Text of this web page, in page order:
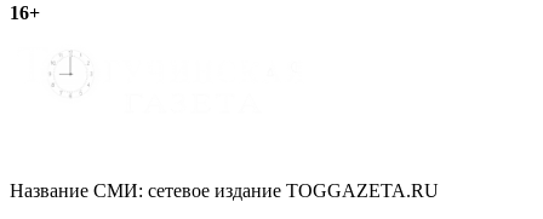
16+
Название СМИ: cетевое издание TOGGAZETA.RU